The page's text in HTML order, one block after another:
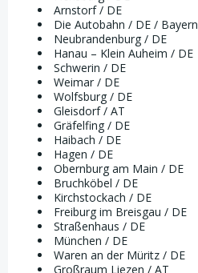
Arnstorf / DE
Die Autobahn / DE / Bayern
Neubrandenburg / DE
Hanau – Klein Auheim / DE
Schwerin / DE
Weimar / DE
Wolfsburg / DE
Gleisdorf / AT
Gräfelfing / DE
Haibach / DE
Hagen / DE
Obernburg am Main / DE
Bruchköbel / DE
Kirchstockach / DE
Freiburg im Breisgau / DE
Straßenhaus / DE
München / DE
Waren an der Müritz / DE
Großraum Liezen / AT